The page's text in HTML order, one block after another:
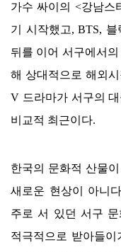
가수 싸이의 <강남스
기 시작했고, BTS, 블
뒤를 이어 서구에서
해 상대적으로 해외
V 드라마가 서구의
비교적 최근이다.
한국의 문화적 산물
새로운 현상이 아니다
주로 서 있던 서구
적극적으로 받아들